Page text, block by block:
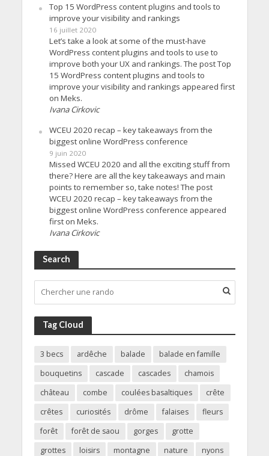
Top 15 WordPress content plugins and tools to
improve your visibility and rankings
16 juillet 2020
Let’s take a look at some of the must-have
WordPress content plugins and tools to use to
improve both your UX and rankings. The post Top
15 WordPress content plugins and tools to
improve your visibility and rankings appeared first
on Meks.
Ivana Cirkovic
WCEU 2020 recap – key takeaways from the
biggest online WordPress conference
9 juin 2020
Missed WCEU 2020 and all the exciting stuff from
there? Here are all the key takeaways and main
points to remember so, take notes! The post
WCEU 2020 recap – key takeaways from the
biggest online WordPress conference appeared
first on Meks.
Ivana Cirkovic
Search
Tag Cloud
3 becs ardêche balade
balade en famille
bouquetins
cascade cascades
chamois
château
combe coulées basaltiques
crête
crêtes
curiosités drôme falaises
fleurs
forêt
forêt de saou gorges
grotte
grottes
loisirs montagne nature
nyons